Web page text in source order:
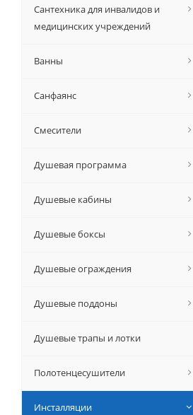
Сантехника для инвалидов и
медицинских учреждений
Ванны
Санфаянс
Смесители
Душевая программа
Душевые кабины
Душевые боксы
Душевые ограждения
Душевые поддоны
Душевые трапы и лотки
Полотенцесушители
Инсталляции